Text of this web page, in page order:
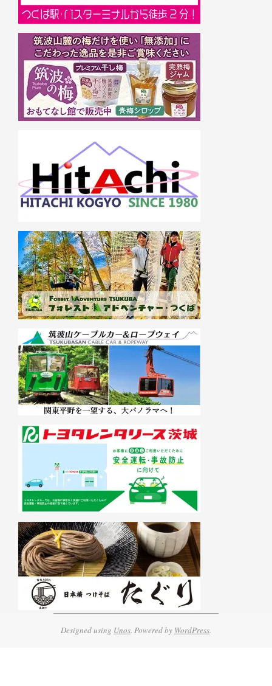
Designed using Unos. Powered by WordPress.